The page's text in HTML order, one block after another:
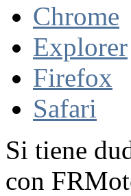
Chrome
Explorer
Firefox
Safari
Si tiene
con